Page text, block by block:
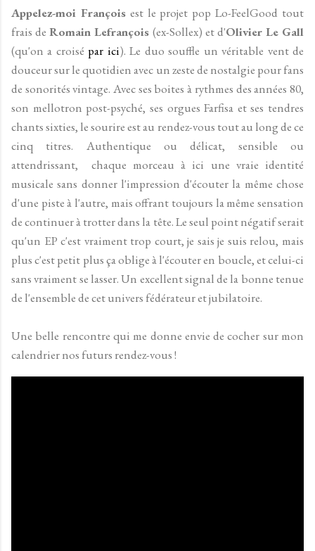
Appelez-moi Françoisest le projet pop Lo-FeelGood tout
frais de Romain Lefrançois (ex-Sollex) et d'Olivier Le Gall
(qu'on a croisé par ici). Le duo souffle un véritable vent de
douceur sur le quotidien avec un zeste de nostalgie pour fans
de sonorités vintage. Avec ses boites à rythmes des années 80,
son mellotron post-psyché, ses orgues Farfisa et ses tendres
chants sixties, le sourire est au rendez-vous tout au long de ce
cinq titres. Authentique ou délicat, sensible ou
attendrissant, chaque morceau à ici une vraie identité
musicale sans donner l'impression d'écouter la même chose
d'une piste à l'autre, mais offrant toujours la même sensation
de continuer à trotter dans la tête. Le seul point négatif serait
qu'un EP c'est vraiment trop court, je sais je suis relou, mais
plus c'est petit plus ça oblige à l'écouter en boucle, et celui-ci
sans vraiment se lasser. Un excellent signal de la bonne tenue
de l'ensemble de cet univers fédérateur et jubilatoire.
Une belle rencontre qui me donne envie de cocher sur mon
calendrier nos futurs rendez-vous !